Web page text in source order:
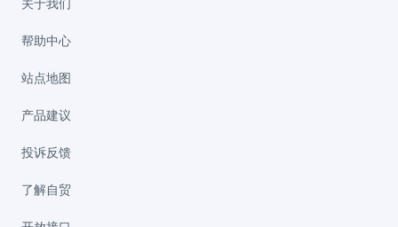
帮助中心
站点地图
产品建议
投诉反馈
了解自贸